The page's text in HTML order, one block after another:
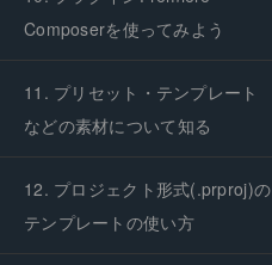
Composerを使ってみよう
11. プリセット・テンプレート
などの素材について知る
12. プロジェクト形式(.prproj)の
テンプレートの使い方